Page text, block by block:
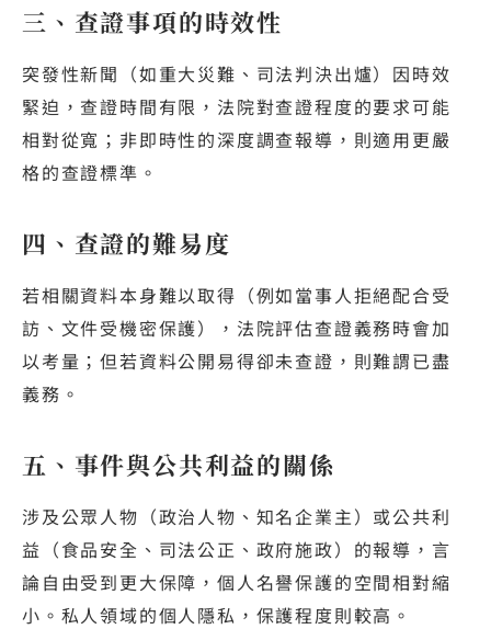
三、查證事項的時效性
突發性新聞（如重大災難、司法判決出爐）因時效
緊迫，查證時間有限，法院對查證程度的要求可能
相對從寬；非即時性的深度調查報導，則適用更嚴
格的查證標準。
四、查證的難易度
若相關資料本身難以取得（例如當事人拒絕配合受
訪、文件受機密保護），法院評估查證義務時會加
以考量；但若資料公開易得卻未查證，則難謂已盡
義務。
五、事件與公共利益的關係
涉及公眾人物（政治人物、知名企業主）或公共利
益（食品安全、司法公正、政府施政）的報導，言
論自由受到更大保障，個人名譽保護的空間相對縮
小。私人領域的個人隱私，保護程度則較高。